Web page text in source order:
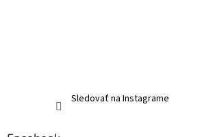
Sledovať na Instagrame